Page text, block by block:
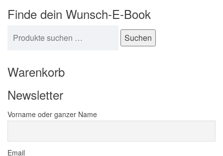
Finde dein Wunsch-E-Book
Suchen
Warenkorb
Newsletter
Vorname oder ganzer Name
Email